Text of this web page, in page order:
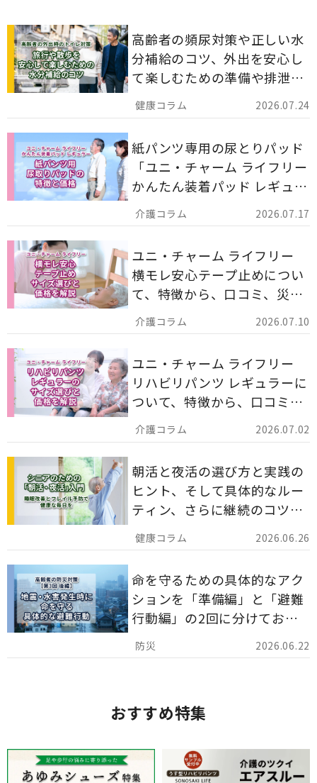
2026.07.24
高齢者の頻尿対策や正しい水
分補給のコツ、外出を安心し
て楽しむための準備や排泄ケ
ア用品の選び方を解説しま
す。
2026.07.17
紙パンツ専用の尿とりパッド
「ユニ・チャーム ライフリー
かんたん装着パッド レギュラ
ー 計162枚」について解説し
ます。
2026.07.10
ユニ・チャーム ライフリー
横モレ安心テープ止めについ
て、特徴から、口コミ、災害
備蓄としての活用法まで分か
りやすく解説します。
2026.07.02
ユニ・チャーム ライフリー
リハビリパンツ レギュラーに
ついて、特徴から、口コミ、
災害備蓄としての活用法まで
分かりやすく解説します。
2026.06.26
朝活と夜活の選び方と実践の
ヒント、そして具体的なルー
ティン、さらに継続のコツま
でを詳しくご紹介します。
2026.06.22
命を守るための具体的なアク
ションを「準備編」と「避難
行動編」の2回に分けてお届
けしています。
おすすめ特集